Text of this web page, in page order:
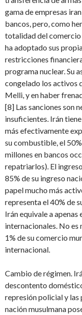
gama de empresas
bancos, pero, como
totalidad del comercio
ha adoptado sus
restricciones
programa nuclear. Su
congelado los activos
Melli, y en haber
[8] Las sanciones son
insuficientes. Irán
más efectivamente
su combustible, el
millones en bancos
repatriarlos). El
85% de su ingreso
papel mucho más
representa el 40% de
Irán equivale a apenas
internacionales. No es
1% de su comercio
internacional.
Cambio de régimen.
descontento
represión policial y
nación musulmana